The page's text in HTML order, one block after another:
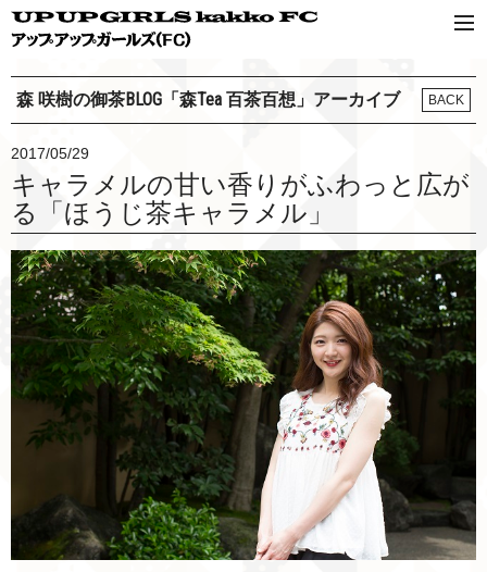
森 咲樹の御茶BLOG「森Tea 百茶百想」アーカイブ BACK
2017/05/29
キャラメルの甘い香りがふわっと広が
る「ほうじ茶キャラメル」